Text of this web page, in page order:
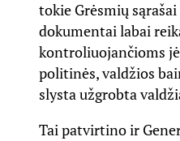
tokie Grėsmių sąrašai
dokumentai labai
kontroliuojančioms
politinės, valdžios
slysta užgrobta
Tai patvirtino ir